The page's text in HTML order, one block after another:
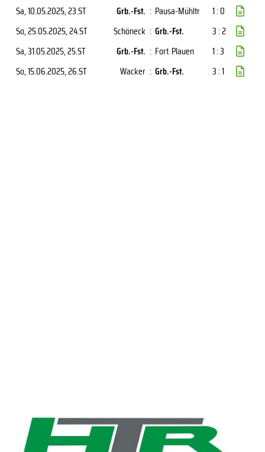
Sa, 10.05.2025, 23.ST Grb.-Fst. : Pausa-Mühltr
1 : 0
So, 25.05.2025, 24.ST Schöneck : Grb.-Fst.
3 : 2
Sa, 31.05.2025, 25.ST Grb.-Fst. : Fort. Plauen
1 : 3
So, 15.06.2025, 26.ST Wacker : Grb.-Fst. 3 : 1